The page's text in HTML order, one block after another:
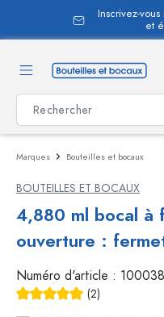
principal
Inscrivez-
et
Marques Bouteilles et bocaux
BOUTEILLES ET BOCAUX
4,880 ml bocal à
ouverture :
Numéro d'article :
(2)